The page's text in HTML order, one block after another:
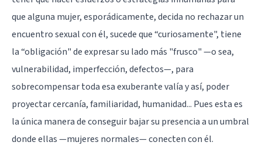
que alguna mujer, esporádicamente, decida no rechazar un
encuentro sexual con él, sucede que “curiosamente", tiene
la “obligación" de expresar su lado más "frusco"—o sea,
vulnerabilidad, imperfección, defectos—, para
sobrecompensar toda esa exuberante valía y así, poder
proyectar cercanía, familiaridad, humanidad... Pues esta es
la única manera de conseguir bajar su presencia a un umbral
donde ellas —mujeres normales— conecten con él.